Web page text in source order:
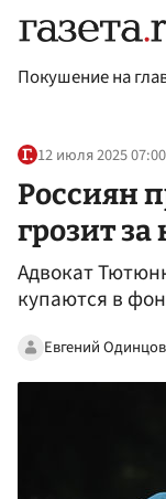
Покушение на
12 июля 2025 07:00
Россиян
грозит
Адвокат
купаются в
Евгений Одинцов